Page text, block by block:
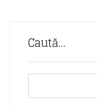
Caută…